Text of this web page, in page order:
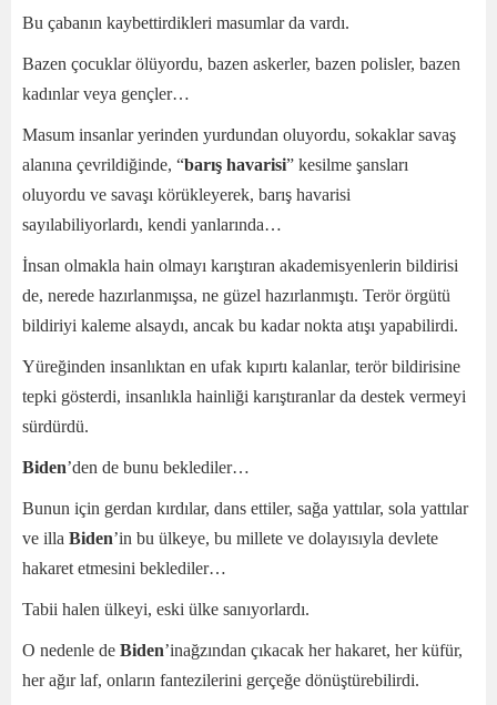
Bu çabanın kaybettirdikleri masumlar da vardı.
Bazen çocuklar ölüyordu, bazen askerler, bazen polisler, bazen
kadınlar veya gençler…
Masum insanlar yerinden yurdundan oluyordu, sokaklar savaş
alanına çevrildiğinde, “barış havarisi” kesilme şansları
oluyordu ve savaşı körükleyerek, barış havarisi
sayılabiliyorlardı, kendi yanlarında…
İnsan olmakla hain olmayı karıştıran akademisyenlerin bildirisi
de, nerede hazırlanmışsa, ne güzel hazırlanmıştı. Terör örgütü
bildiriyi kaleme alsaydı, ancak bu kadar nokta atışı yapabilirdi.
Yüreğinden insanlıktan en ufak kıpırtı kalanlar, terör bildirisine
tepki gösterdi, insanlıkla hainliği karıştıranlar da destek vermeyi
sürdürdü.
Biden’den de bunu beklediler…
Bunun için gerdan kırdılar, dans ettiler, sağa yattılar, sola yattılar
ve illa Biden’in bu ülkeye, bu millete ve dolayısıyla devlete
hakaret etmesini beklediler…
Tabii halen ülkeyi, eski ülke sanıyorlardı.
O nedenle de Biden’inağzından çıkacak her hakaret, her küfür,
her ağır laf, onların fantezilerini gerçeğe dönüştürebilirdi.